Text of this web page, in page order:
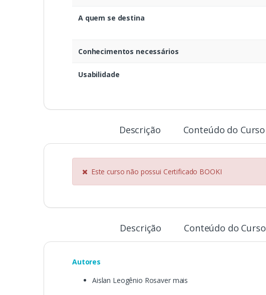
A quem se destina
Conhecimentos necessários
Usabilidade
Descrição Conteúdo do Curso
Este curso não possui Certificado BOOKI
Descrição Conteúdo do Curso
Autores
Aislan Leogênio Rosaver mais